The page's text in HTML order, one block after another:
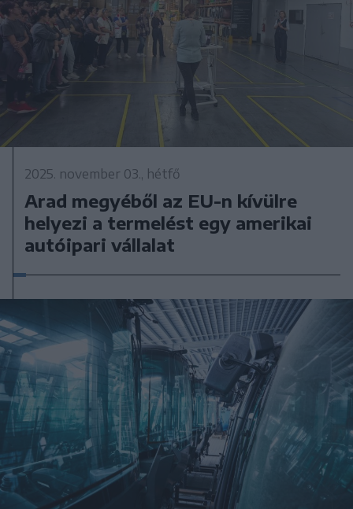
2025. november 03., hétfő
Arad megyéből az EU-n kívülre
helyezi a termelést egy amerikai
autóipari vállalat